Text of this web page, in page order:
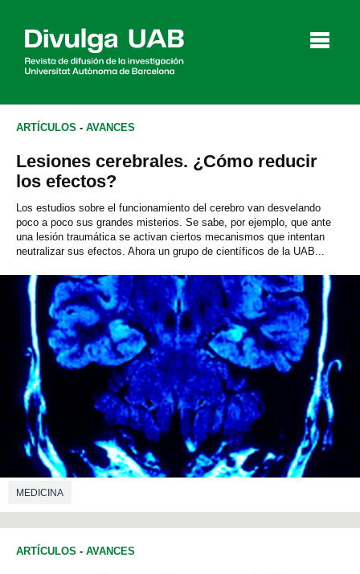
Agenda
English Català
BUSCAR
ARTÍCULOS - AVANCES
Lesiones cerebrales. ¿Cómo reducir
los efectos?
Los estudios sobre el funcionamiento del cerebro van desvelando
poco a poco sus grandes misterios. Se sabe, por ejemplo, que ante
una lesión traumática se activan ciertos mecanismos que intentan
neutralizar sus efectos. Ahora un grupo de científicos de la UAB...
MEDICINA
ARTÍCULOS - AVANCES